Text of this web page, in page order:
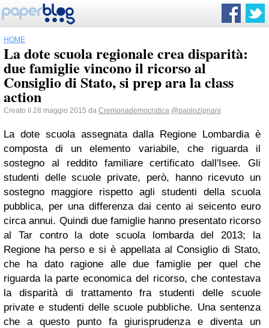
HOME
La dote scuola regionale crea disparità:
due famiglie vincono il ricorso al
Consiglio di Stato, si prep ara la class
action
Creato il 28 maggio 2015 da Cremonademocratica @paolozignani
La dote scuola assegnata dalla Regione Lombardia è
composta di un elemento variabile, che riguarda il
sostegno al reddito familiare certificato dall'Isee. Gli
studenti delle scuole private, però, hanno ricevuto un
sostegno maggiore rispetto agli studenti della scuola
pubblica, per una differenza dai cento ai seicento euro
circa annui. Quindi due famiglie hanno presentato ricorso
al Tar contro la dote scuola lombarda del 2013; la
Regione ha perso e si è appellata al Consiglio di Stato,
che ha dato ragione alle due famiglie per quel che
riguarda la parte economica del ricorso, che contestava
la disparità di trattamento fra studenti delle scuole
private e studenti delle scuole pubbliche. Una sentenza
che a questo punto fa giurisprudenza e diventa un